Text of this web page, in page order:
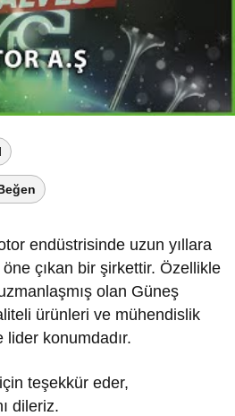
endüstrisinde uzun yıllara
çıkan bir şirkettir. Özellikle
olan Güneş
ürünleri ve mühendislik
konumdadır.
teşekkür eder,
dileriz.